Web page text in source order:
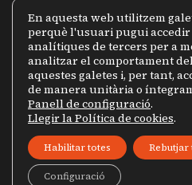
Premi Ramon Barnils
Col·lecció Periodistes
Mapa de la Censura
© 2026 Grup de Periodistes
Política de
En aquesta web utilitzem
perquè l'usuari pugui
analítiques de tercers per a
analitzar el comportament
aquestes galetes i, per tant,
de manera unitària o
Panell de configuració.
Llegir la Política de cookies.
Habilitar totes Rebutjar
Configuració